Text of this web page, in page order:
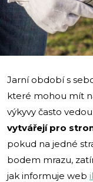
Jarní období s
které mohou mít
výkyvy často
vytvářejí pro
pokud na jedné
bodem mrazu,
jak informuje web